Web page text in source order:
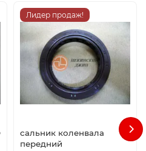
Лидер продаж!
сальник коленвала
передний